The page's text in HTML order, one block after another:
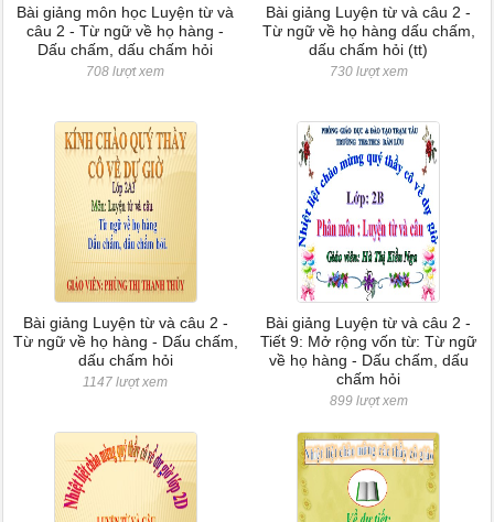
Bài giảng môn học Luyện từ và
câu 2 - Từ ngữ về họ hàng -
Dấu chấm, dấu chấm hỏi
708 lượt xem
Bài giảng Luyện từ và câu 2 -
Từ ngữ về họ hàng dấu chấm,
dấu chấm hỏi (tt)
730 lượt xem
Bài giảng Luyện từ và câu 2 -
Từ ngữ về họ hàng - Dấu chấm,
dấu chấm hỏi
1147 lượt xem
Bài giảng Luyện từ và câu 2 -
Tiết 9: Mở rộng vốn từ: Từ ngữ
về họ hàng - Dấu chấm, dấu
chấm hỏi
899 lượt xem